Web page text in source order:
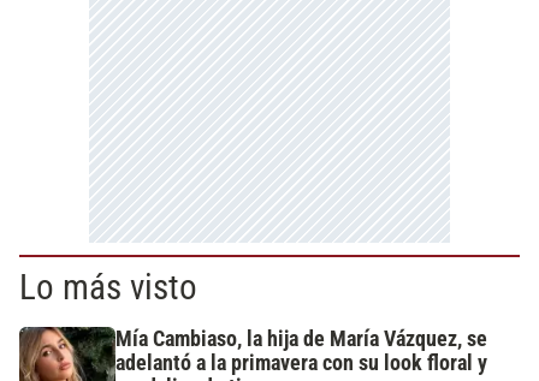
Lo más visto
Mía Cambiaso, la hija de María Vázquez, se
adelantó a la primavera con su look floral y